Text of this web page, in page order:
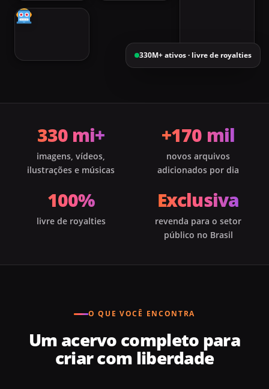
330M+ ativos · livre de royalties
330 mi+
imagens, vídeos,
ilustrações e músicas
+170 mil
novos arquivos
adicionados por dia
100%
livre de royalties
Exclusiva
revenda para o setor
público no Brasil
O QUE VOCÊ ENCONTRA
Um acervo completo para
criar com liberdade